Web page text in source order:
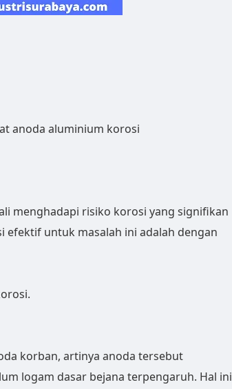
anoda aluminium korosi
menghadapi risiko korosi yang signifikan
efektif untuk masalah ini adalah dengan
korban, artinya anoda tersebut
logam dasar bejana terpengaruh. Hal ini